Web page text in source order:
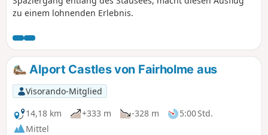
zu einem lohnenden Erlebnis.
Alport Castles von Fairholme aus
Visorando-Mitglied
14,18 km
+333 m -328 m
5:00 Std.
Mittel